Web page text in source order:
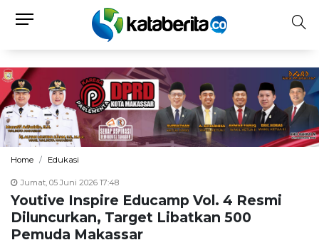
Home Edukasi
Jumat, 05 Juni 2026 17:48
Youtive Inspire Educamp Vol. 4 Resmi
Diluncurkan, Target Libatkan 500
Pemuda Makassar